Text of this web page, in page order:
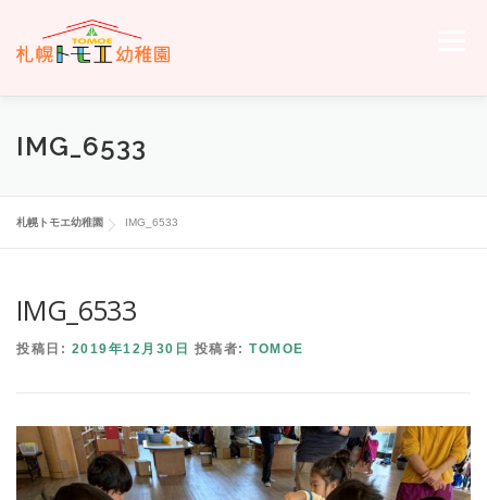
ツ
ホーム トモエについて
交通案内 お問い合わせ
IMG_6533
札幌トモエ幼稚園 IMG_6533
IMG_6533
投稿日: 2019年12月30日 投稿者: TOMOE